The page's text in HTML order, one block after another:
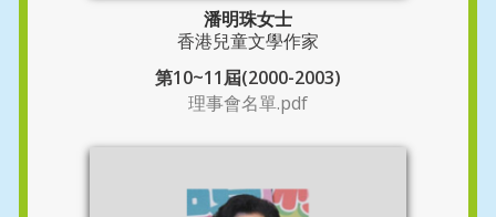
潘明珠女士
香港兒童文學作家
第10~11屆(2000-2003)
理事會名單.pdf